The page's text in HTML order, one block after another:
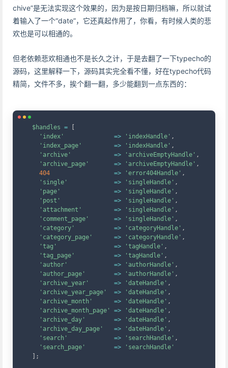
chive”是无法实现这个效果的，因为是按日期归档嘛，所以就试
着输入了一个“date”，它还真起作用了，你看，有时候人类的悲
欢也是可以相通的。
但老依赖悲欢相通也不是长久之计，于是去翻了一下typecho的
源码，这里解释一下，源码其实完全看不懂，好在typecho代码
精简，文件不多，挨个翻一翻，多少能翻到一点东西的：
$handles =
'index'
=> 'indexHandle' ,
'index_page'
=> 'indexHandle' ,
'archive'
=> 'archiveEmptyHandle' ,
'archive_page'
=> 'archiveEmptyHandle' ,
404
=> 'error404Handle' ,
'single'
=> 'singleHandle' ,
'page'
=> 'singleHandle' ,
'post'
=> 'singleHandle' ,
'attachment'
=> 'singleHandle' ,
'comment_page'
=> 'singleHandle' ,
'category'
=> 'categoryHandle' ,
'category_page'
=> 'categoryHandle' ,
'tag'
=> 'tagHandle' ,
'tag_page'
=> 'tagHandle' ,
'author'
=> 'authorHandle' ,
'author_page'
=> 'authorHandle' ,
'archive_year'
=> 'dateHandle' ,
'archive_year_page'
=> 'dateHandle' ,
'archive_month'
=> 'dateHandle' ,
'archive_month_page'
=> 'dateHandle' ,
'archive_day'
=> 'dateHandle' ,
'archive_day_page'
=> 'dateHandle' ,
'search'
=> 'searchHandle' ,
'search_page'
=>
'searchHandle'
;